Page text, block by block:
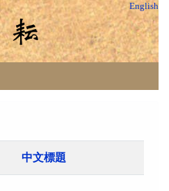
English
中文標題